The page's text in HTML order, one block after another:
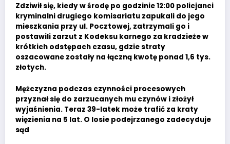
Zdziwił się, kiedy w środę po godzinie 12:00 policjanci
kryminalni drugiego komisariatu zapukali do jego
mieszkania przy ul. Pocztowej, zatrzymali go i
postawili zarzut z Kodeksu karnego za kradzieże w
krótkich odstępach czasu, gdzie straty
oszacowane zostały na łączną kwotę ponad 1,6 tys.
złotych.
Mężczyzna podczas czynności procesowych
przyznał się do zarzucanych mu czynów i złożył
wyjaśnienia. Teraz 39-latek może trafić za kraty
więzienia na 5 lat. O losie podejrzanego zadecyduje
sąd